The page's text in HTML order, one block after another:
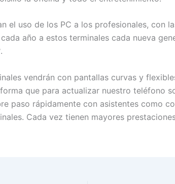
el uso de los PC a los profesionales, con
año a estos terminales cada nueva
vendrán con pantallas curvas y
que para actualizar nuestro teléfono
paso rápidamente con asistentes como
Cada vez tienen mayores